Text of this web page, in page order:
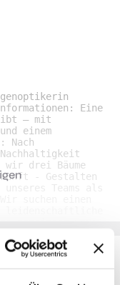
Eine
– mit
einem
Nach
drei Bäume
- Gestalten
und stellt
in den
eine
Ihnen